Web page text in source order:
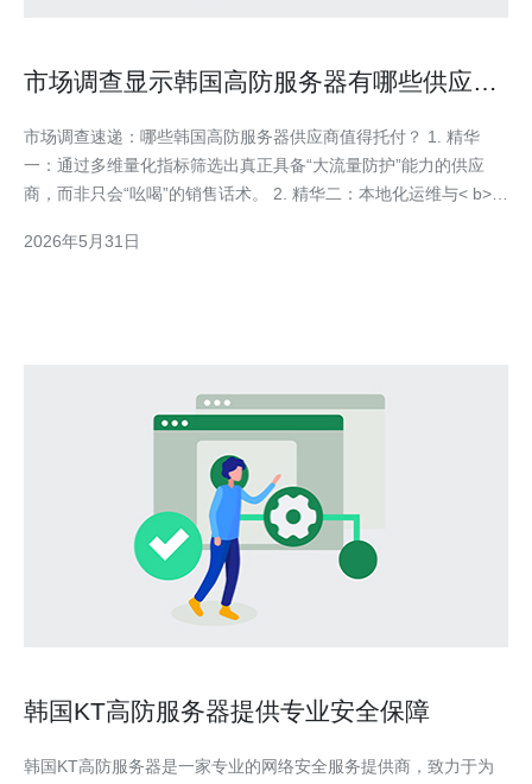
市场调查显示韩国高防服务器有哪些供应商
市场调查速递：哪些韩国高防服务器供应商值得托付？ 1. 精华
一：通过多维量化指标筛选出真正具备“大流量防护”能力的供应
商，而非只会“吆喝”的销售话术。 2. 精华二：本地化运维与< b>韩
精华三：合规与第三方认证（如ISO27001、SOC 等）以及真实客
2026年5月31日
韩国KT高防服务器提供专业安全保障
韩国KT高防服务器是一家专业的网络安全服务提供商，致力于为